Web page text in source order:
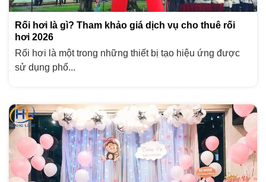
Rối hơi là gì? Tham khảo giá dịch vụ cho thuê rối
hơi 2026
Rối hơi là một trong những thiết bị tạo hiệu ứng được
sử dụng phổ...